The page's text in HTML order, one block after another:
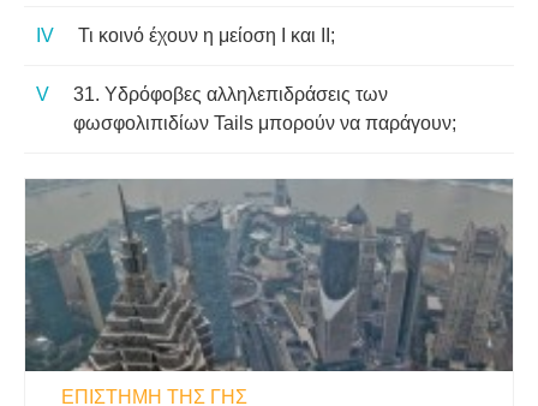
Τι κοινό έχουν η μείοση I και II;
31. Υδρόφοβες αλληλεπιδράσεις των
φωσφολιπιδίων Tails μπορούν να παράγουν;
ΕΠΙΣΤΉΜΗ ΤΗΣ ΓΗΣ